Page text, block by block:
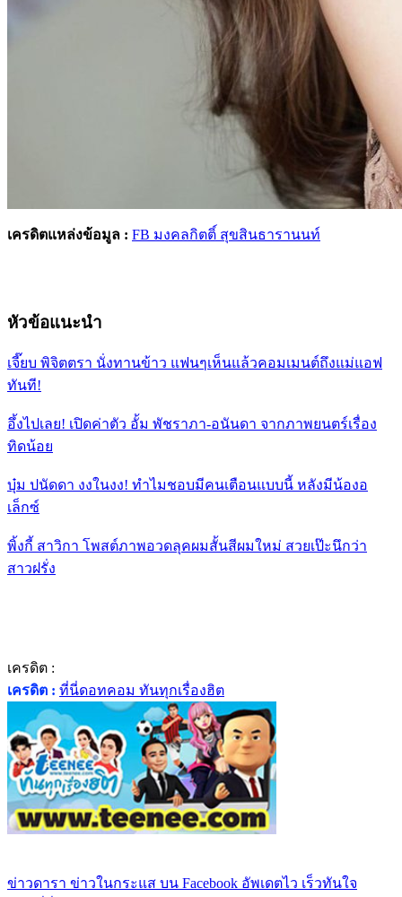
เครดิตแหล่งข้อมูล : FB มงคลกิตติ์ สุขสินธารานนท์
หัวข้อแนะนำ
เจี๊ยบ พิจิตตรา นั่งทานข้าว แฟนๆเห็นแล้วคอมเมนต์ถึงแม่แอฟ
ทันที!
อึ้งไปเลย! เปิดค่าตัว อั้ม พัชราภา-อนันดา จากภาพยนตร์เรื่อง
ทิดน้อย
บุ๋ม ปนัดดา งงในงง! ทำไมชอบมีคนเตือนแบบนี้ หลังมีน้องอ
เล็กซ์
พิ้งกี้ สาวิกา โพสต์ภาพอวดลุคผมสั้นสีผมใหม่ สวยเป๊ะนึกว่า
สาวฝรั่ง
เครดิต :
เครดิต : ที่นี่ดอทคอม ทันทุกเรื่องฮิต
ข่าวดารา ข่าวในกระแส บน Facebook อัพเดตไว เร็วทันใจ